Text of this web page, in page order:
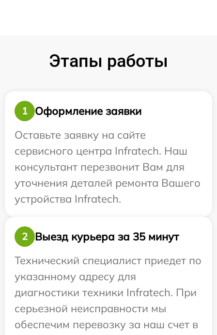
Этапы работы
1
Оформление заявки
Оставьте заявку на сайте
сервисного центра Infratech. Наш
консультант перезвонит Вам для
уточнения деталей ремонта Вашего
устройства Infratech.
2
Выезд курьера за 35 минут
Технический специалист приедет по
указанному адресу для
диагностики техники Infratech. При
серьезной неисправности мы
обеспечим перевозку за наш счет в